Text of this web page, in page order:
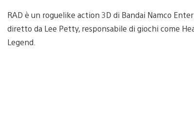
RAD è un roguelike action 3D di Bandai Namco
diretto da Lee Petty, responsabile di giochi come
Legend.